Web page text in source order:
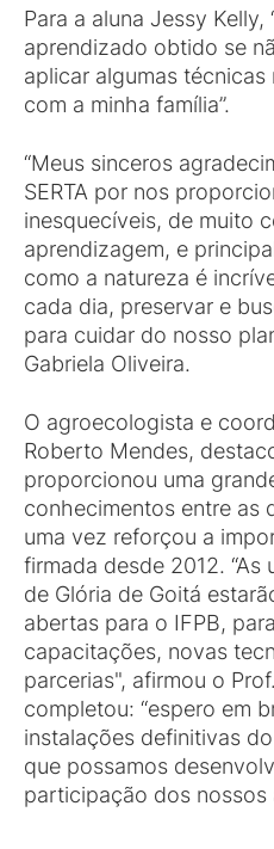
Para a aluna Jessy
aprendizado obtido se
aplicar algumas técnicas
com a minha família”.
“Meus sinceros
SERTA por nos
inesquecíveis, de muito
aprendizagem, e
como a natureza é
cada dia, preservar e
para cuidar do nosso
Gabriela Oliveira.
O agroecologista e
Roberto Mendes,
proporcionou uma
conhecimentos entre as
uma vez reforçou a
firmada desde 2012. “As
de Glória de Goitá
abertas para o IFPB,
capacitações, novas
parcerias", afirmou o
completou: “espero em
instalações definitivas
que possamos
participação dos nossos